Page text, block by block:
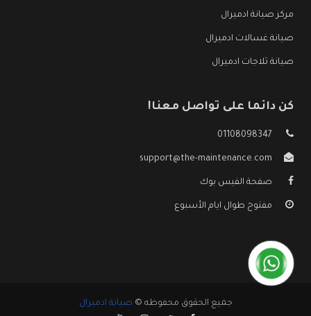
مركز صيانة ادميرال
صيانة غسالات ادميرال
صيانة ثلاجات ادميرال
كن دائما على تواصل معنا!
01108098347
support@the-maintenance.com
صفحة الفيس بوك
مفتوح طوال ايام الأسبوع
جميع الحقوق محفوظه © صيانة ادميرال